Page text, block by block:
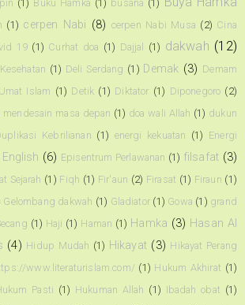
(1) Buku Hamka (1) busana (1)
(1) cerpen Nabi (8) cerpen Nabi Musa (2) Cina
19 (1) Curhat doa (1) Dajjal (1) dakwah (12)
(1) Deli Serdang (1) Demak (3) Demam
Islam (1) Detik (1) Diktator (1) Diponegoro (2)
mendesain masa depan (1) doa wali Allah (1) dukun
Kebrilianan (1) energi kekuatan (1) Energi
English (6) Episentrum Perlawanan (1) filsafat (3)
Sejarah (1) Fiqh (1) Fir'aun (2) Firasat (1) Firaun (1)
Gelombang dakwah (1) Gladiator (1) Gowa (1) grand
(1) Haji (1) Haman (1) Hamka (3) Hasan Al
(4) Hidup Mudah (1) Hikayat (3) Hikayat Perang
www.literaturislam.com/ (1) Hukum Akhirat (1)
Pasti (1) Hukuman Allah (1) Ibadah obat (1)